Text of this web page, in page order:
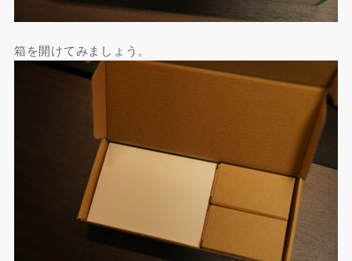
箱を開けてみましょう。